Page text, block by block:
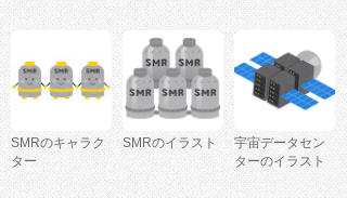
SMRのキャラク
ター
SMRのイラスト
宇宙データセン
ターのイラスト